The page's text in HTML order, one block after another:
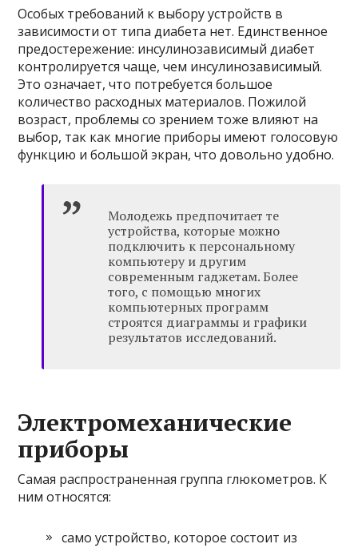
Особых требований к выбору устройств в
зависимости от типа диабета нет. Единственное
предостережение: инсулинозависимый диабет
контролируется чаще, чем инсулинозависимый.
Это означает, что потребуется большое
количество расходных материалов. Пожилой
возраст, проблемы со зрением тоже влияют на
выбор, так как многие приборы имеют голосовую
функцию и большой экран, что довольно удобно.
Молодежь предпочитает те
устройства, которые можно
подключить к персональному
компьютеру и другим
современным гаджетам. Более
того, с помощью многих
компьютерных программ
строятся диаграммы и графики
результатов исследований.
Электромеханические
приборы
Самая распространенная группа глюкометров. К
ним относятся:
само устройство, которое состоит из